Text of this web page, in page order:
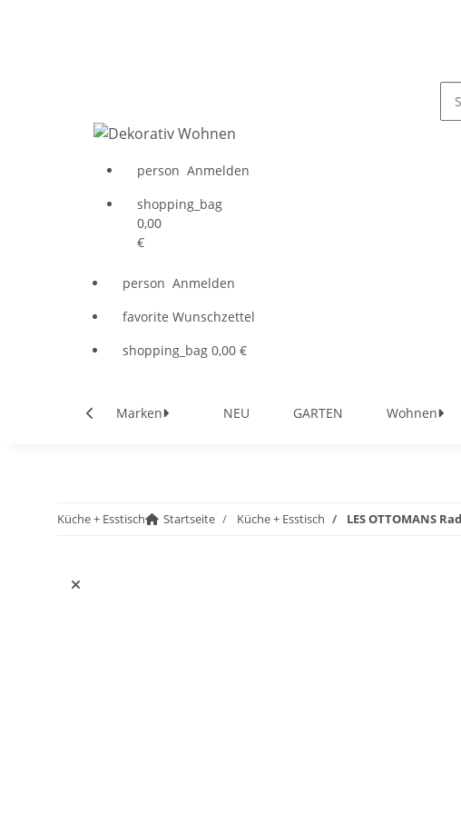
person Anmelden
shopping_bag
0,00
€
person Anmelden
favorite Wunschzettel
shopping_bag 0,00 €
Marken NEU GARTEN Wohnen
Küche + Esstisch Startseite Küche + Esstisch LES OTTOMANS